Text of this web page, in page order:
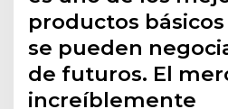
productos
se pueden
de futuros. El
increíblemente